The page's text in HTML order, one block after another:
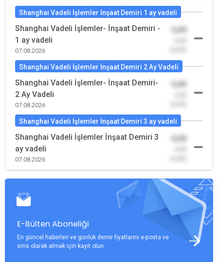
Shanghai Vadeli İşlemler İnşaat Demiri 1 ay vadeli
Shanghai Vadeli İşlemler- İnşaat Demiri -
1 ay vadeli
07.08.2026
0,00
Shanghai Vadeli İşlemler İnşaat Demiri 2 Ay Vadeli
Shanghai Vadeli İşlemler- İnşaat Demiri-
2 Ay Vadeli
07.08.2026
0,00
Shanghai Vadeli İşlemler İnşaat Demiri 3 ay vadeli
Shanghai Vadeli İşlemler İnşaat Demiri 3
ay vadeli
07.08.2026
0,00
E-Bülten Aboneliği
En güncel haberleri ve günlük demir fiyatlarını e-posta ve
sms olarak almak için kayıt olun.